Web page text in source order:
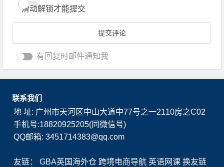
滑动解锁才能提交
有回复时邮件通知我
联系我们
地 址: 广州市天河区中山大道中77号之一2110房之C02
手机号:18820925205(同微信号)
QQ邮箱: 3451714383@qq.com
友链：GBA英国海外仓 跨境电商导航 英语网课 换友链